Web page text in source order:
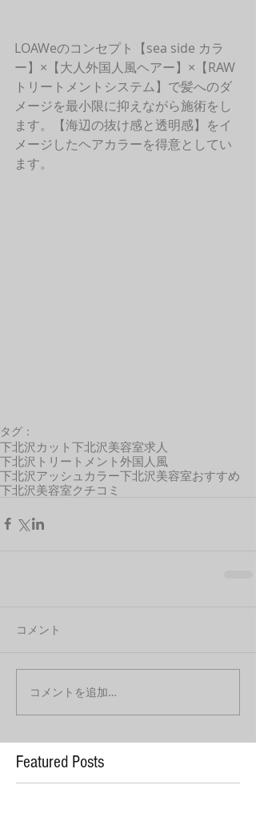
LOAWeのコンセプト【sea side カラ
ー】×【大人外国人風ヘアー】×【RAW
トリートメントシステム】で髪へのダ
メージを最小限に抑えながら施術をし
ます。【海辺の抜け感と透明感】をイ
メージしたヘアカラーを得意としてい
ます。
タグ：
下北沢カット 下北沢美容室求人
下北沢トリートメント 外国人風
下北沢アッシュカラー下北沢美容室おすすめ
下北沢美容室クチコミ
コメント
コメントを追加…
Featured Posts